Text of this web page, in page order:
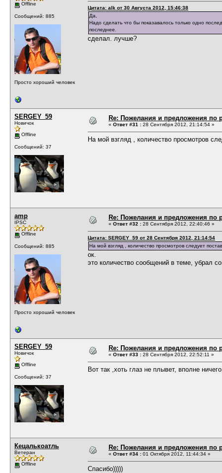
Offline
Сообщений: 885
Просто хороший человек
Цитата: alk от 30 Августа 2012, 15:46:38
Да,
Надо сделать что бы показавалось только одно
последнее.
сделал. лучше?
SERGEY_59
Новичок
Offline
Сообщений: 37
Re: Пожелания и предложения по
« Ответ #31 : 28 Сентября 2012, 21:14:54 »
На мой взгляд , количество просмотров
amp
IPSC
Offline
Сообщений: 885
Просто хороший человек
Re: Пожелания и предложения по
« Ответ #32 : 28 Сентября 2012, 22:40:46 »
Цитата: SERGEY_59 от 28 Сентября 2012, 21:14:54
На мой взгляд , количество просмотров следует
ок.
это количество сообщений в теме, убрал
SERGEY_59
Новичок
Offline
Сообщений: 37
Re: Пожелания и предложения по
« Ответ #33 : 28 Сентября 2012, 22:52:11 »
Вот так ,хоть глаз не плывет, вполне
Кецалькоатль
Ветеран
Offline
Re: Пожелания и предложения по
« Ответ #34 : 01 Октября 2012, 11:44:34 »
Спасибо)))))